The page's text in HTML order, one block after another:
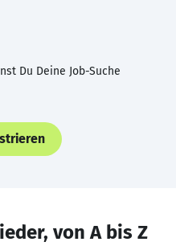
Du Deine Job-Suche
von A bis Z